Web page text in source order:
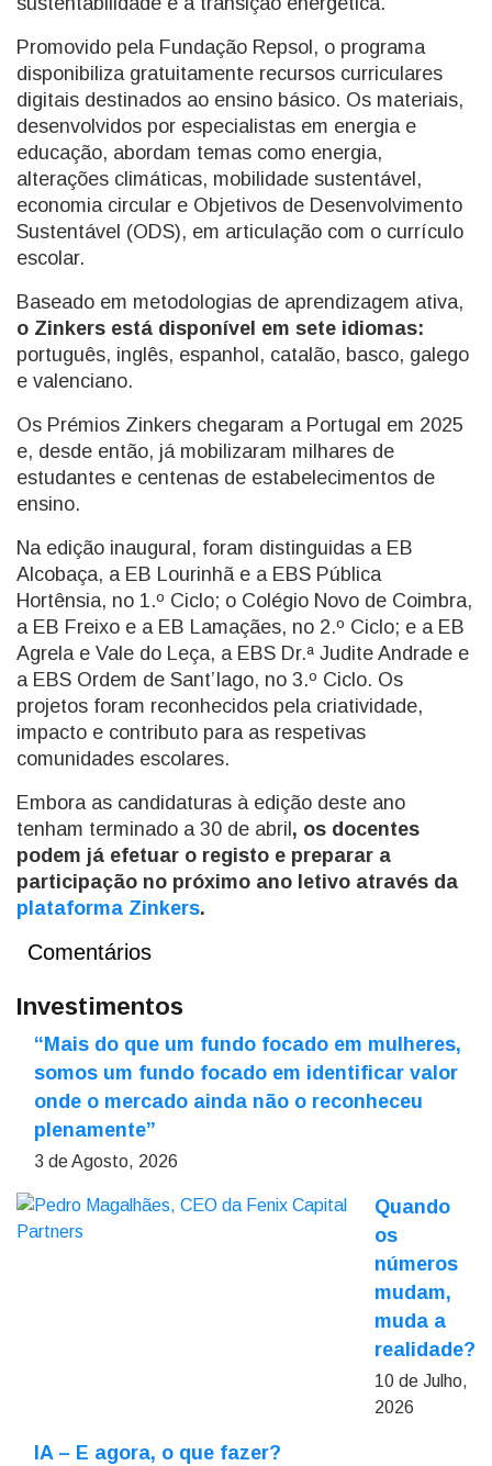
Promovido pela Fundação Repsol, o programa
disponibiliza gratuitamente recursos curriculares
digitais destinados ao ensino básico. Os materiais,
desenvolvidos por especialistas em energia e
educação, abordam temas como energia,
alterações climáticas, mobilidade sustentável,
economia circular e Objetivos de Desenvolvimento
Sustentável (ODS), em articulação com o currículo
escolar.
Baseado em metodologias de aprendizagem ativa,
o Zinkers está disponível em sete idiomas:
português, inglês, espanhol, catalão, basco, galego
e valenciano.
Os Prémios Zinkers chegaram a Portugal em 2025
e, desde então, já mobilizaram milhares de
estudantes e centenas de estabelecimentos de
ensino.
Na edição inaugural, foram distinguidas a EB
Alcobaça, a EB Lourinhã e a EBS Pública
Hortênsia, no 1.º Ciclo; o Colégio Novo de Coimbra,
a EB Freixo e a EB Lamaçães, no 2.º Ciclo; e a EB
Agrela e Vale do Leça, a EBS Dr.ª Judite Andrade e
a EBS Ordem de Sant’Iago, no 3.º Ciclo. Os
projetos foram reconhecidos pela criatividade,
impacto e contributo para as respetivas
comunidades escolares.
Embora as candidaturas à edição deste ano
tenham terminado a 30 de abril, os docentes
podem já efetuar o registo e preparar a
participação no próximo ano letivo através da
plataforma Zinkers.
Comentários
Investimentos
“Mais do que um fundo focado em mulheres,
somos um fundo focado em identificar valor
onde o mercado ainda não o reconheceu
plenamente”
3 de Agosto, 2026
Quando
os
números
mudam,
muda a
realidade?
10 de Julho,
2026
IA – E agora, o que fazer?